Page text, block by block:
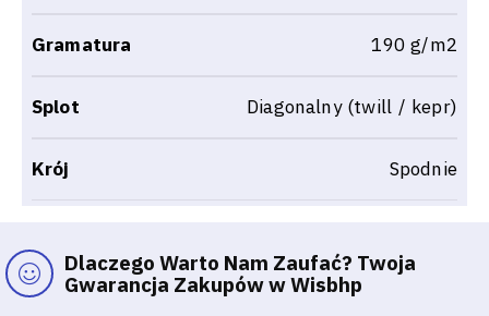
Gramatura 190 g/m2
Splot Diagonalny (twill / kepr)
Krój Spodnie
Dlaczego Warto Nam Zaufać? Twoja
Gwarancja Zakupów w Wisbhp